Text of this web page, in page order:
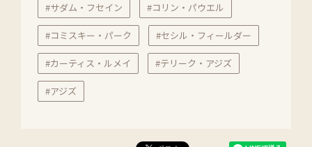
#サダム・フセイン #コリン・パウエル
#コミスキー・パーク #セシル・フィールダー
#カーティス・ルメイ #テリーク・アジズ
#アジズ